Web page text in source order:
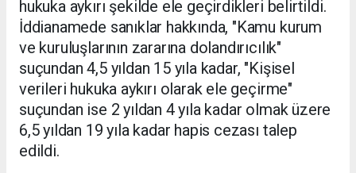
hukuka aykırı şekilde ele geçirdikleri belirtildi.
İddianamede sanıklar hakkında, "Kamu kurum
ve kuruluşlarının zararına dolandırıcılık"
suçundan 4,5 yıldan 15 yıla kadar, "Kişisel
verileri hukuka aykırı olarak ele geçirme"
suçundan ise 2 yıldan 4 yıla kadar olmak üzere
6,5 yıldan 19 yıla kadar hapis cezası talep
edildi.